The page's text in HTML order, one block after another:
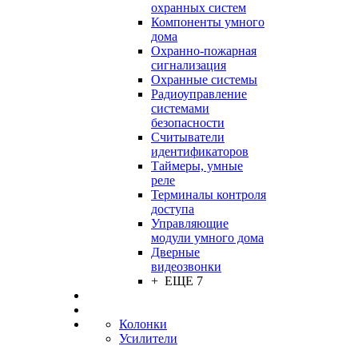
охранных систем
Компоненты умного
дома
Охранно-пожарная
сигнализация
Охранные системы
Радиоуправление
системами
безопасности
Считыватели
идентификаторов
Таймеры, умные
реле
Терминалы контроля
доступа
Управляющие
модули умного дома
Дверные
видеозвонки
+ ЕЩЕ 7
Колонки
Усилители